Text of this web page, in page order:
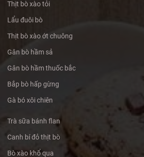
Thịt bò xào tỏi
Lẩu đuôi bò
Thịt bò xào ớt chuông
Gân bò hầm sả
Gân bò hầm thuốc bắc
Bắp bò hấp gừng
Gà bó xôi chiên
Trà sữa bánh flan
Canh bí đỏ thịt bò
Bò xào khổ qua